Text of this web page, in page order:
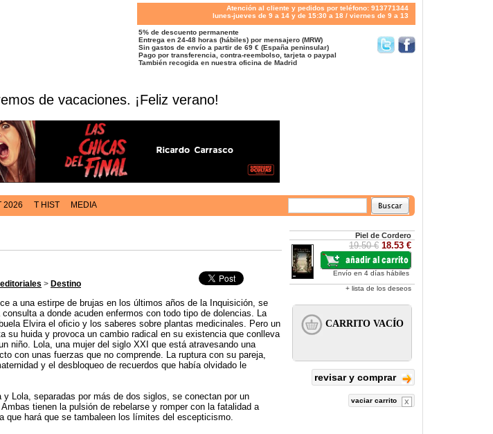
Atención al cliente y pedidos por teléfono: 913771344
lunes-jueves de 9 a 14 y de 15:30 a 18 / viernes de 9 a 13
5% de descuento permanente
Entrega en 24-48 horas (hábiles) por mensajero (MRW)
Sin gastos de envío a partir de 69 € (España peninsular)
Pago por transferencia, contra-reembolso, tarjeta o paypal
También recogida en nuestra oficina de Madrid
de vacaciones. ¡Feliz verano!
2026 T HIST MEDIA
> Destino
a una estirpe de brujas en los últimos años de la Inquisición, se
a donde acuden enfermos con todo tipo de dolencias. La
Elvira el oficio y los saberes sobre plantas medicinales. Pero un
su huida y provoca un cambio radical en su existencia que conlleva
niño. Lola, una mujer del siglo XXI que está atravesando una
con unas fuerzas que no comprende. La ruptura con su pareja,
y el desbloqueo de recuerdos que había olvidado le
y Lola, separadas por más de dos siglos, se conectan por un
tienen la pulsión de rebelarse y romper con la fatalidad a
que hará que se tambaleen los límites del escepticismo.
Piel de Cordero
19.50 € 18.53 €
Envío en 4 días hábiles
+ lista de los deseos
revisar y comprar
vaciar carrito